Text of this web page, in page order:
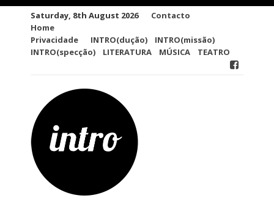
Saturday, 8th August 2026
Contacto
Home
Privacidade
INTRO(dução)
INTRO(missão)
INTRO(specção)
LITERATURA MÚSICA TEATRO